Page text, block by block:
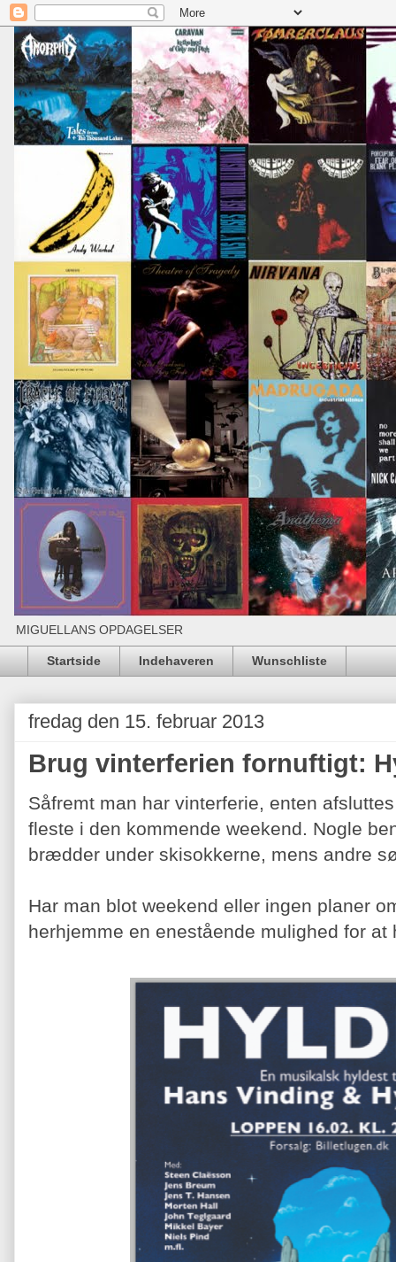
MIGUELLANS OPDAGELSER
Startside Indehaveren Wunschliste
fredag den 15. februar 2013
Brug vinterferien fornuftigt:
Såfremt man har vinterferie, enten
fleste i den kommende weekend. Nogle
brædder under skisokkerne, mens andre
Har man blot weekend eller ingen planer
herhjemme en enestående mulighed for